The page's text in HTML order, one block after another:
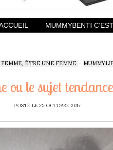
MUMMYBENTI
ÊTRE UNE FEMME -
ou le sujet
POSTÉ LE25 OCTOBRE 2017